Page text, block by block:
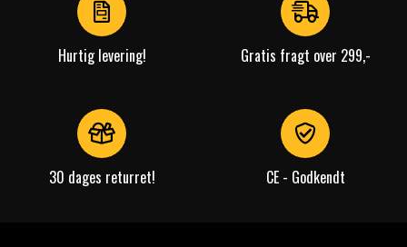
Hurtig levering! Gratis fragt over 299,-
30 dages returret! CE - Godkendt